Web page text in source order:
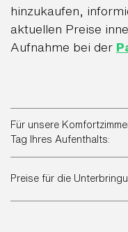
hinzukaufen,
aktuellen Preise
Aufnahme bei der
Für unsere
Tag Ihres Aufenthalts:
Preise für die